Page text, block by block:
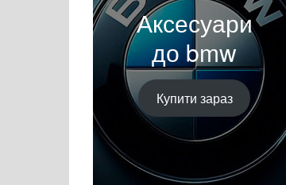
Аксесуари
до bmw
Купити зараз